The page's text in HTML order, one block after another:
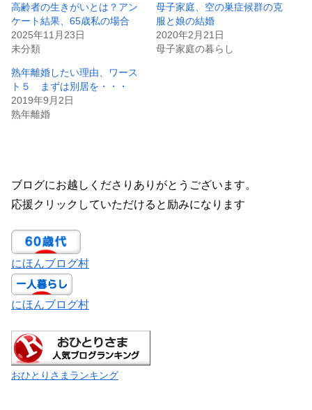
高齢者の生きがいとは？アン
ケート結果、65歳私の場合
2025年11月23日
未分類
母子家庭、空の巣症候群の克
服と娘の結婚
2020年2月21日
母子家庭の暮らし
熟年離婚したい理由、ワース
ト５ まずは別居を・・・
2019年9月2日
熟年離婚
ブログにお越しくださりありがとうございます。
応援クリックしていただけると励みになります
にほんブログ村
にほんブログ村
おひとりさまランキング